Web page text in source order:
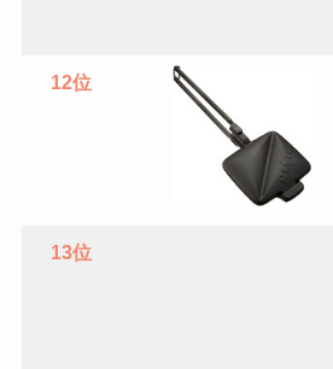
12位
13位